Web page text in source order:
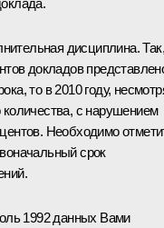
дисциплина. Так,
докладов
то в 2010 году,
с нарушением
Необходимо
срок
1992 данных Вами